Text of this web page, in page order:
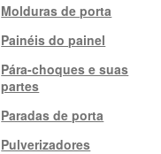
Molduras de porta
Painéis do painel
Pára-choques e suas
partes
Paradas de porta
Pulverizadores